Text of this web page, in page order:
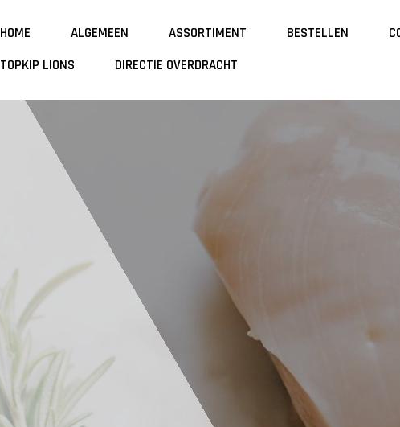
HOME ALGEMEEN ASSORTIMENT BESTELLEN
TOPKIP LIONS
DIRECTIE OVERDRACHT